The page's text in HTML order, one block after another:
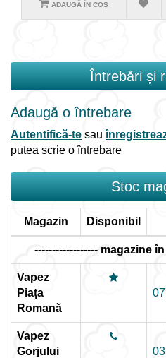
ADAUGĂ ÎN COŞ
Întrebări și
Adaugă o întrebare
Autentifică-te sau
putea scrie o întrebare
Stoc
Magazin Disponibil
------------------ magazine
Vapez
Piața
Romană
Vapez
Gorjului